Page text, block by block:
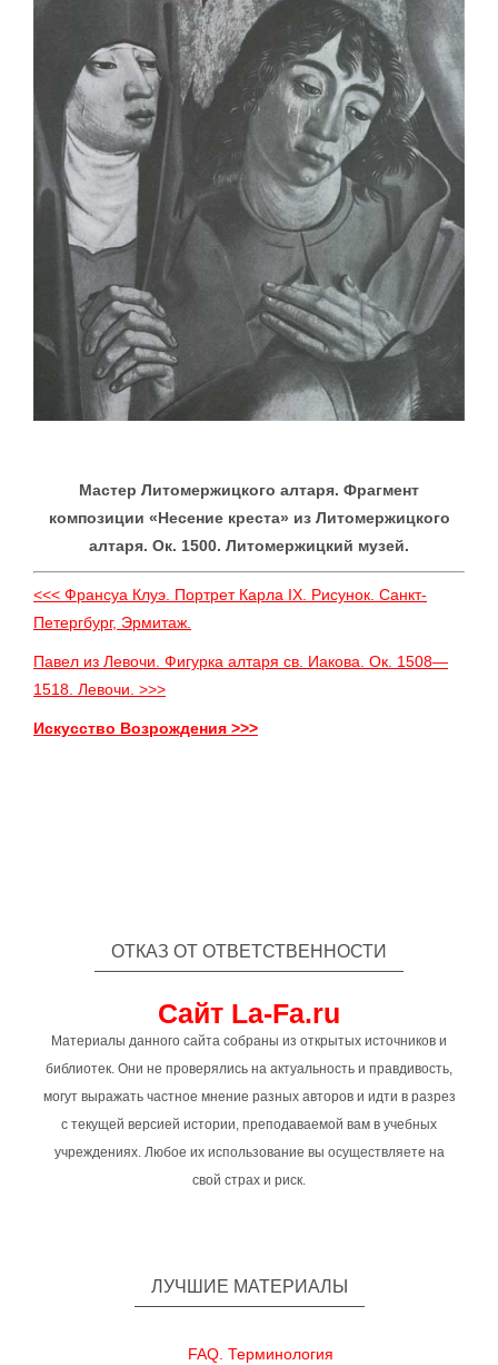
Мастер Литомержицкого алтаря. Фрагмент
композиции «Несение креста» из Литомержицкого
алтаря. Ок. 1500. Литомержицкий музей.
<<< Франсуа Клуэ. Портрет Карла IX. Рисунок. Санкт-
Петергбург, Эрмитаж.
Павел из Левочи. Фигурка алтаря св. Иакова. Ок. 1508—
1518. Левочи. >>>
Искусство Возрождения >>>
ОТКАЗ ОТ ОТВЕТСТВЕННОСТИ
Сайт La-Fa.ru
Материалы данного сайта собраны из открытых источников и
библиотек. Они не проверялись на актуальность и правдивость,
могут выражать частное мнение разных авторов и идти в разрез
с текущей версией истории, преподаваемой вам в учебных
учреждениях. Любое их использование вы осуществляете на
свой страх и риск.
ЛУЧШИЕ МАТЕРИАЛЫ
FAQ. Терминология